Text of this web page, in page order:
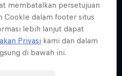
membatalkan persetujuan
CookIe dalam footer situs
lebih lanjut dapat
Privasi kami dan dalam
di bawah ini.